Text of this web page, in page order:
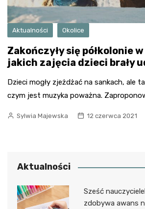
Aktualności Okolice
Zakończyły się półkolonie
jakich zajęcia dzieci brały
Dzieci mogły zjeżdżać na sankach, ale
czym jest muzyka poważna.
Sylwia Majewska 12 czerwca 2021
Aktualności
Sześć
zdobywa awans